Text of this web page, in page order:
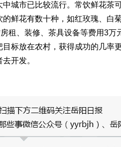
城市已比较流行。常饮鲜花茶
鲜花有数十种，如红玫瑰、白
租、装修、茶具设备等费用3万
标放在农村，获得成功的几率
开发。